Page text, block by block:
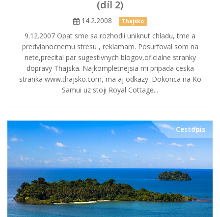
(díl 2)
14.2.2008 Thajsko
9.12.2007 Opat sme sa rozhodli uniknut chladu, tme a
predvianocnemu stresu , reklamam. Posurfoval som na
nete,precital par sugestivnych blogov,oficialne stranky
dopravy Thajska. Najkompletnejsia mi pripada ceska
stranka www.thajsko.com, ma aj odkazy. Dokonca na Ko
Samui uz stoji Royal Cottage...
Cestopis